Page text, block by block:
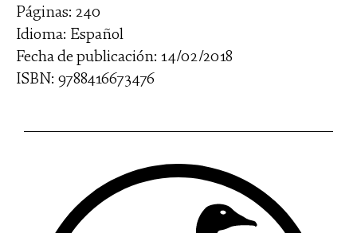
Páginas: 240
Idioma: Español
Fecha de publicación: 14/02/2018
ISBN: 9788416673476